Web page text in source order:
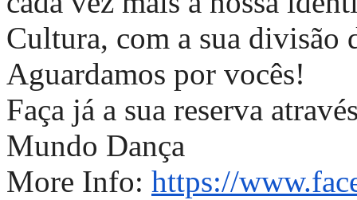
Cultura, com a sua
Aguardamos por vocês!
Faça já a sua reserva
Mundo Dança
More Info: https://